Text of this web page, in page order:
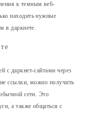
к темным веб-
находить нужные
в даркнете.
с даркнет-сайтами через
ссылки, можно получить
сети. Это
а также общаться с